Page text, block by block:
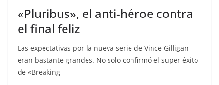
«Pluribus», el anti-héroe contra
el final feliz
Las expectativas por la nueva serie de Vince Gilligan
eran bastante grandes. No solo confirmó el super éxito
de «Breaking